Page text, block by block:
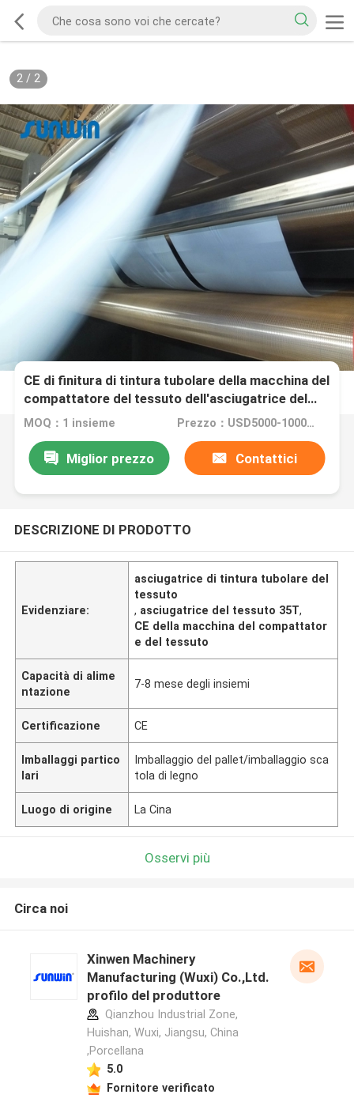
2/ 2
CE di finitura di tintura tubolare della macchina del
compattatore del tessuto dell'asciugatrice del
tessuto 35T
MOQ：1 insieme Prezzo：USD5000-100000
Miglior prezzo Contattici
DESCRIZIONE DI PRODOTTO
Evidenziare:
asciugatrice di tintura tubolare del
tessuto
, asciugatrice del tessuto 35T,
CE della macchina del compattator
e del tessuto
Capacità di alime
ntazione
7-8 mese degli insiemi
Certificazione CE
Imballaggi partico
lari
Imballaggio del pallet/imballaggio sca
tola di legno
Luogo di origine La Cina
Osservi più
Circa noi
Xinwen Machinery
Manufacturing (Wuxi) Co.,Ltd.
profilo del produttore
Qianzhou Industrial Zone,
Huishan, Wuxi, Jiangsu, China
,Porcellana
5.0
Fornitore verificato